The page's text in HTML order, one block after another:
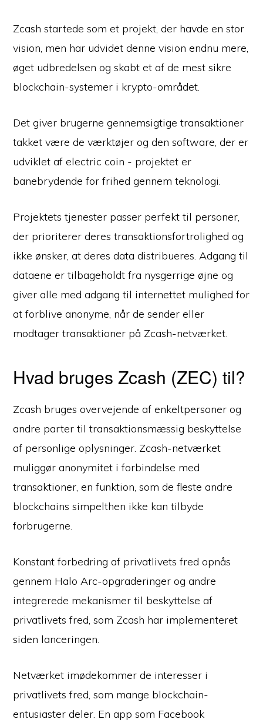
Zcash startede som et projekt, der havde en stor
vision, men har udvidet denne vision endnu mere,
øget udbredelsen og skabt et af de mest sikre
blockchain-systemer i krypto-området.
Det giver brugerne gennemsigtige transaktioner
takket være de værktøjer og den software, der er
udviklet af electric coin - projektet er
banebrydende for frihed gennem teknologi.
Projektets tjenester passer perfekt til personer,
der prioriterer deres transaktionsfortrolighed og
ikke ønsker, at deres data distribueres. Adgang til
dataene er tilbageholdt fra nysgerrige øjne og
giver alle med adgang til internettet mulighed for
at forblive anonyme, når de sender eller
modtager transaktioner på Zcash-netværket.
Hvad bruges Zcash (ZEC) til?
Zcash bruges overvejende af enkeltpersoner og
andre parter til transaktionsmæssig beskyttelse
af personlige oplysninger. Zcash-netværket
muliggør anonymitet i forbindelse med
transaktioner, en funktion, som de fleste andre
blockchains simpelthen ikke kan tilbyde
forbrugerne.
Konstant forbedring af privatlivets fred opnås
gennem Halo Arc-opgraderinger og andre
integrerede mekanismer til beskyttelse af
privatlivets fred, som Zcash har implementeret
siden lanceringen.
Netværket imødekommer de interesser i
privatlivets fred, som mange blockchain-
entusiaster deler. En app som Facebook